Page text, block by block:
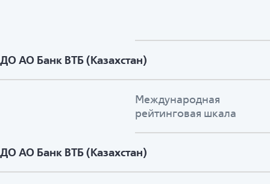
ДО АО Банк ВТБ (Казахстан)
Международная
рейтинговая шкала
ДО АО Банк ВТБ (Казахстан)